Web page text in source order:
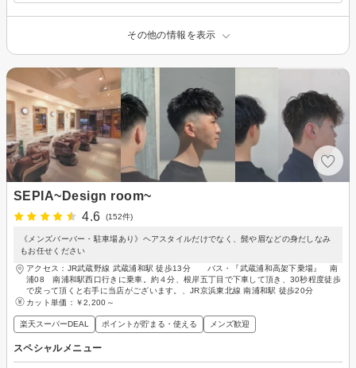
その他の情報を表示
SEPIA~Design room~
4.6
(152件)
《メンズバーバー・駐車場あり》ヘアスタイルだけでなく、髭や眉などの身だしなみ
もお任せください
アクセス：JR武蔵野線 武蔵浦和駅 徒歩13分 バス・『武蔵浦和高架下乗場』 南
浦08 南浦和駅西口行きに乗車。約４分、根岸五丁目で下車して頂き、30秒程度徒歩
で戻って頂くと右手に当店がございます。、JR京浜東北線 南浦和駅 徒歩20分
カット単価： ￥2,200～
楽天スーパーDEAL ポイントが貯まる・使える メンズ歓迎
スペシャルメニュー